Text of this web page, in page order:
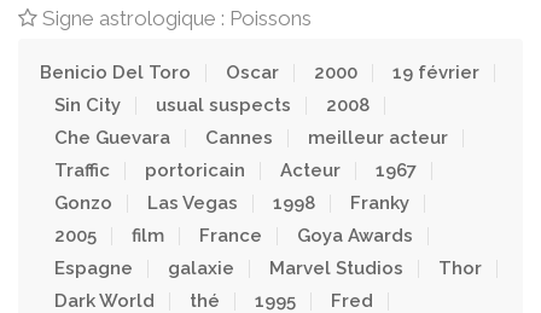
Signe astrologique : Poissons
Benicio Del Toro Oscar 2000
19 février
Sin City
usual suspects
2008
Che Guevara
Cannes
meilleur acteur
Traffic
portoricain Acteur
1967
Gonzo
Las Vegas 1998
Franky
2005
film France
Goya Awards
Espagne
galaxie Marvel Studios
Thor
Dark World
thé 1995
Fred